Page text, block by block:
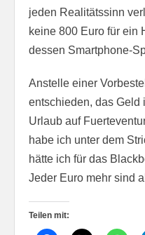
jeden Realitätssinn
keine 800 Euro für ein
dessen Smartphone-
Anstelle einer
entschieden, das Geld
Urlaub auf
habe ich unter dem
hätte ich für das
Jeder Euro mehr sind
Teilen mit: